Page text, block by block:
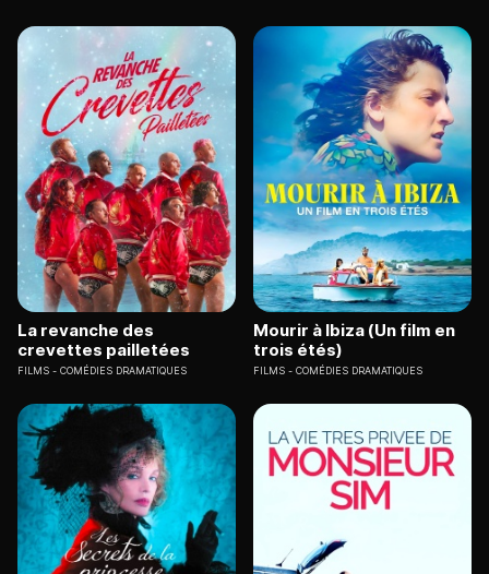
La revanche des
crevettes pailletées
FILMS COMÉDIES DRAMATIQUES
Mourir à Ibiza (Un film en
trois étés)
FILMS COMÉDIES DRAMATIQUES